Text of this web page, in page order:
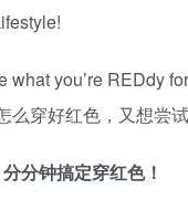
what you’re REDdy
么穿好红色，又想尝
分钟搞定穿红色！